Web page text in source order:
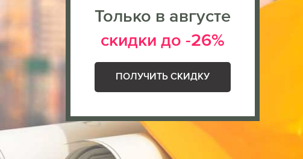
Только в августе
скидки до -26%
ПОЛУЧИТЬ СКИДКУ